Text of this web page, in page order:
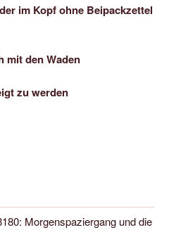
im Kopf ohne Beipackzettel
mit den Waden
zu werden
Morgenspaziergang und die